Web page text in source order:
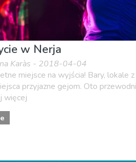
w Nerja
Karàs - 2018-04-04
miejsce na wyjścia! Bary, lokale
przyjazne gejom. Oto
więcej